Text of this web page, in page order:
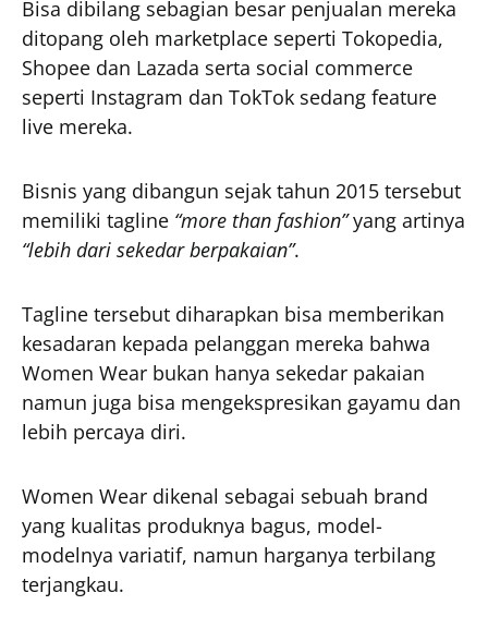
Bisa dibilang sebagian besar penjualan mereka
ditopang oleh marketplace seperti Tokopedia,
Shopee dan Lazada serta social commerce
seperti Instagram dan TokTok sedang feature
live mereka.
Bisnis yang dibangun sejak tahun 2015 tersebut
memiliki tagline “more than fashion”yang artinya
“lebih dari sekedar berpakaian”.
Tagline tersebut diharapkan bisa memberikan
kesadaran kepada pelanggan mereka bahwa
Women Wear bukan hanya sekedar pakaian
namun juga bisa mengekspresikan gayamu dan
lebih percaya diri.
Women Wear dikenal sebagai sebuah brand
yang kualitas produknya bagus, model-
modelnya variatif, namun harganya terbilang
terjangkau.